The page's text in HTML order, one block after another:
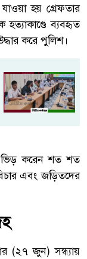
হয় গ্রেফতার
হত্যাকাণ্ডে ব্যবহৃত
করে পুলিশ।
ভিড় করেন শত শত
এবং জড়িতদের
(২৭ জুন) সন্ধ্যায়